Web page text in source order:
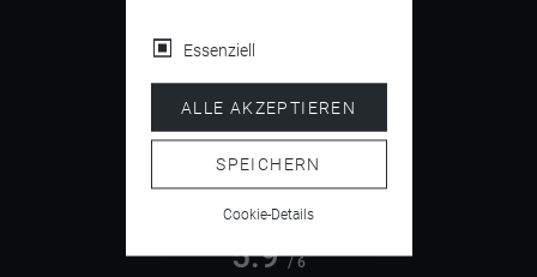
4.5/ 5
5.9/ 6
Essenziell
ALLE AKZEPTIEREN
SPEICHERN
Cookie-Details